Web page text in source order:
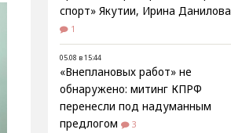
спорт» Якутии, Ирина Данилова
1
05.08 в 15:44
«Внеплановых работ» не
обнаружено: митинг КПРФ
перенесли под надуманным
предлогом
3